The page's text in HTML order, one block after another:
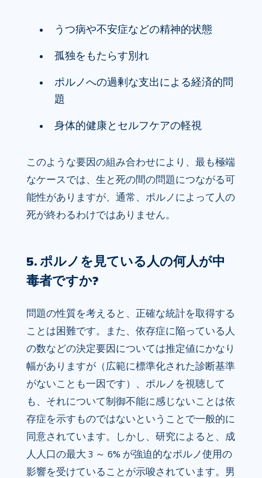
うつ病や不安症などの精神的状態
孤独をもたらす別れ
ポルノへの過剰な支出による経済的問
題
身体的健康とセルフケアの軽視
このような要因の組み合わせにより、最も極端
なケースでは、生と死の間の問題につながる可
能性がありますが、通常、ポルノによって人の
死が終わるわけではありません。
5. ポルノを見ている人の何人が中
毒者ですか?
問題の性質を考えると、正確な統計を取得する
ことは困難です。また、依存症に陥っている人
の数などの決定要因については推定値にかなり
幅がありますが（広範に標準化された診断基準
がないことも一因です）、ポルノを視聴して
も、それについて制御不能に感じないことは依
存症を示すものではないということで一般的に
同意されています。しかし、研究によると、成
人人口の最大 3 ～ 6% が強迫的なポルノ使用の
影響を受けていることが示唆されています。男